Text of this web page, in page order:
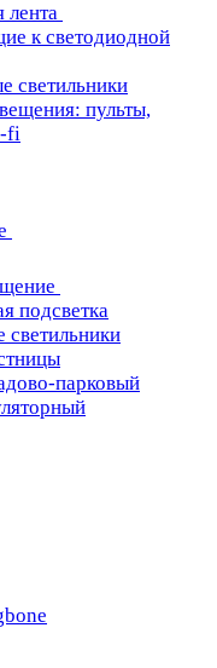
лента
к светодиодной
светильники
пульты,
fi
подсветка
парковый